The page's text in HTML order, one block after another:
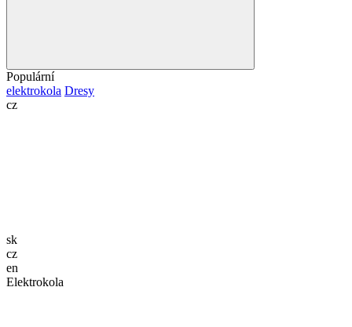
Populární
elektrokola Dresy
cz
sk
cz
en
Elektrokola